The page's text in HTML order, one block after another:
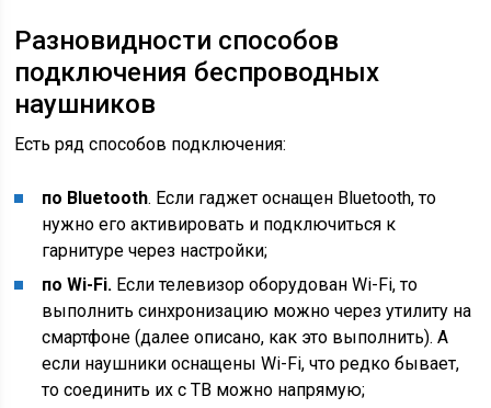
Разновидности способов
подключения беспроводных
наушников
Есть ряд способов подключения:
по Bluetooth. Если гаджет оснащен Bluetooth, то
нужно его активировать и подключиться к
гарнитуре через настройки;
по Wi-Fi. Если телевизор оборудован Wi-Fi, то
выполнить синхронизацию можно через утилиту на
смартфоне (далее описано, как это выполнить). А
если наушники оснащены Wi-Fi, что редко бывает,
то соединить их с ТВ можно напрямую;